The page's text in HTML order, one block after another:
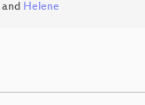
and Helene